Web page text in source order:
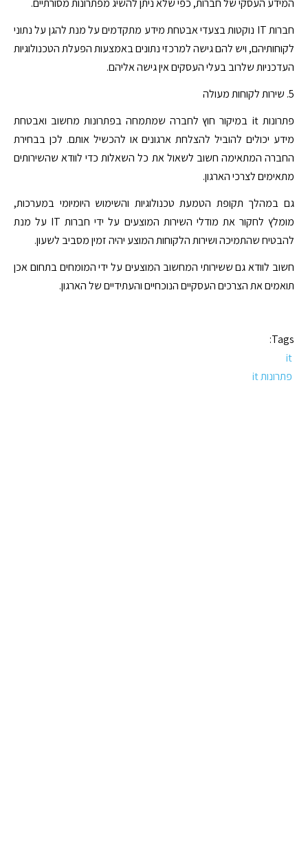
המידע העסקי של חברות, כפי שלא ניתן להשיג מפתרונות מסורתיים.
חברות IT נוקטות בצעדי אבטחת מידע מתקדמים על מנת להגן על נתוני
לקוחותיהם, ויש להם גישה למרכזי נתונים באמצעות הפעלת הטכנולוגיות
העדכניות שלרוב בעלי העסקים אין גישה אליהם.
5. שירות לקוחות מעולה
פתרונות it במיקור חוץ לחברה שמתמחה בפתרונות מחשוב ואבטחת
מידע יכולים להוביל להצלחת ארגונים או להכשיל אותם. לכן בבחירת
החברה המתאימה חשוב לשאול את כל השאלות כדי לוודא שהשירותים
מתאימים לצרכי הארגון.
גם במהלך תקופת הטמעת טכנולוגיות והשימוש היומיומי במערכות,
מומלץ לחקור את מודלי השירות המוצעים על ידי חברות IT על מנת
להבטיח שהתמיכה ושירות הלקוחות המוצע יהיה זמין מסביב לשעון.
חשוב לוודא גם ששירותי המחשוב המוצעים על ידי המומחים בתחום אכן
תואמים את הצרכים העסקיים הנוכחיים והעתידיים של הארגון.
Tags:
it
פתרונות it